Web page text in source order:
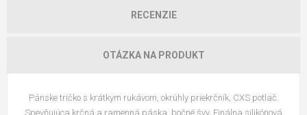
RECENZIE
OTÁZKA NA PRODUKT
Pánske tričko s krátkym rukávom, okrúhly priekrčník, CXS potlač.
Spevňujúca krčná a ramenná páska, bočné švy. Finálna silikónová